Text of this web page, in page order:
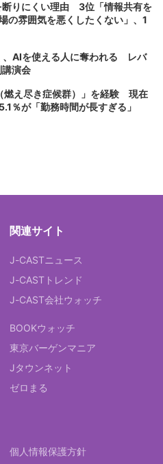
断りにくい理由 3位「情報共有を
の雰囲気を悪くしたくない」、1
、AIを使える人に奪われる レバ
演会
燃え尽き症候群）」を経験 現在
％が「勤務時間が長すぎる」
関連サイト
J-CASTニュース
J-CASTトレンド
J-CAST会社ウォッチ
BOOKウォッチ
東京バーゲンマニア
Jタウンネット
ゼロまる
個人情報保護方針